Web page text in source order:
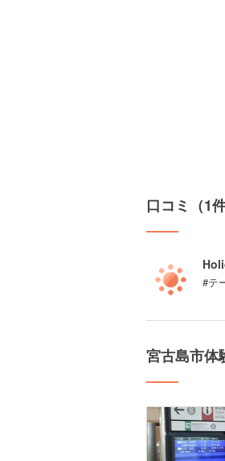
口コミ（1件
#テ
宮古島市体